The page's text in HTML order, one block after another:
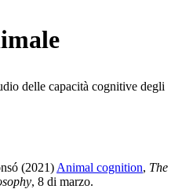
delle capacità cognitive degli
(2021) Animal cognition, The
, 8 di marzo.